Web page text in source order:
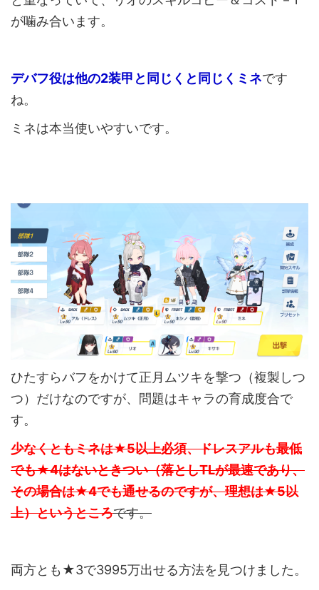
が噛み合います。
デバフ役は他の2装甲と同じくと同じくミネです
ね。
ミネは本当使いやすいです。
ひたすらバフをかけて正月ムツキを撃つ（複製しつ
つ）だけなのですが、問題はキャラの育成度合で
す。
少なくともミネは★5以上必須、ドレスアルも最低
でも★4はないときつい（落としTLが最速であり、
その場合は★4でも通せるのですが、理想は★5以
上）というところです。
両方とも★3で3995万出せる方法を見つけました。